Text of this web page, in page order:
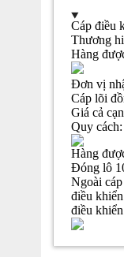
Cáp điều
Thương
Hàng
Đơn vị
Cáp lõi
Giá cả
Quy
Hàng
Đóng lô
Ngoài
điều
điều